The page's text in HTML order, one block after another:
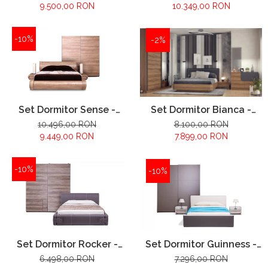
9.500,00 RON
10.349,00 RON
-10%
Set Dormitor Sense -
configuratie propusa:
10.496,00 RON
9.449,00 RON
-2%
Set Dormitor Bianca -
configuratie propusa:
8.100,00 RON
7.899,00 RON
-10%
Set Dormitor Rocker -
configuratie propusa:
6.498,00 RON
-10%
Set Dormitor Guinness -
configuratie propusa:
7.296,00 RON